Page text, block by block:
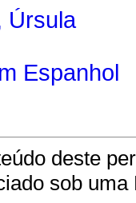
Úrsula
Espanhol
deste
sob uma